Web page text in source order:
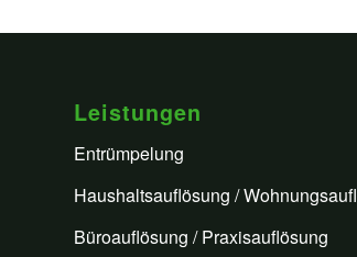
Leistungen
Entrümpelung
Haushaltsauflösung /
Büroauflösung / Praxisauflösung